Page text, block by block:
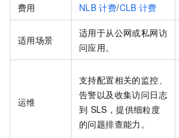
费用 NLB 计费/CLB 计费
适用场景
适用于从公网或私网访
问应用。
运维
支持配置相关的监控、
告警以及收集访问日志
到 SLS，提供细粒度
的问题排查能力。